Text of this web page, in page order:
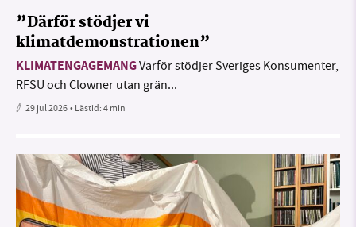
”Därför stödjer vi
klimatdemonstrationen”
KLIMATENGAGEMANGVarför stödjer Sveriges Konsumenter,
RFSU och Clowner utan grän...
29 jul 2026• Lästid:4 min